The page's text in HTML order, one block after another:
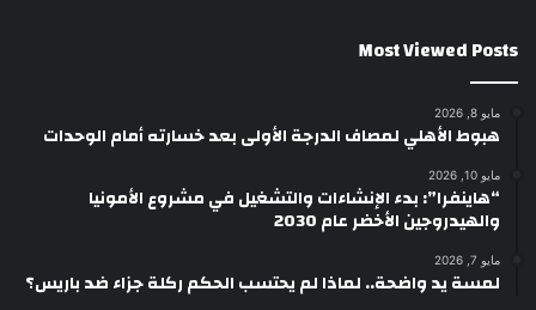
Most Viewed Posts
مايو 8, 2026
هبوط الأهلي لمصاف الدرجة الأولى بعد خسارته أمام الوحدات
مايو 10, 2026
“هاينفرا”: بدء الإنشاءات والتشغيل في مشروع الأمونيا
والهيدروجين الأخضر عام 2030
مايو 7, 2026
لمسة يد واضحة.. لماذا لم يحتسب الحكم ركلة جزاء ضد باريس؟